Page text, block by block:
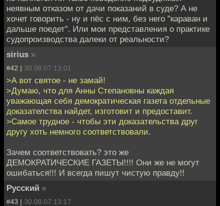
неявным отказом от дачи показаний в суде? А не
хочет говорить - ну и пёс с ним, без него "караван и
дальше поедет". Или мои представления о практике
судопроизводства далеки от реальности?
sirius »
#42 | 30.08.07 13:01
>А вот святое - не замай!
>Думаю, что для Анны Степановны каждая
уважающая себя демократическая газета отдельные
доказателства найдет, изготовит и предоставит.
>Самое трудное - чтобы эти доказательства друг
другу хоть немного соответствовали.
Зачем соответствовать? это же
ДЕМОКРАТИЧЕСКИЕ ГАЗЕТЫ!!!! Они же не могут
ошибаться!!! И всегда пишут чистую правду!!
Русский »
#43 | 30.08.07 13:17